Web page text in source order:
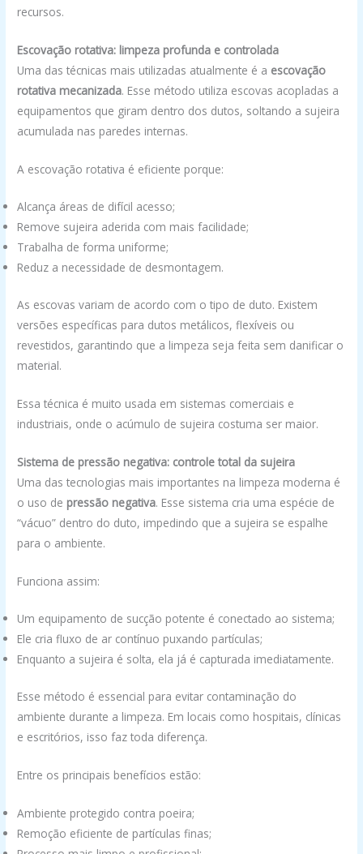
recursos.
Escovação rotativa: limpeza profunda e controlada
Uma das técnicas mais utilizadas atualmente é a escovação
rotativa mecanizada. Esse método utiliza escovas acopladas a
equipamentos que giram dentro dos dutos, soltando a sujeira
acumulada nas paredes internas.
A escovação rotativa é eficiente porque:
Alcança áreas de difícil acesso;
Remove sujeira aderida com mais facilidade;
Trabalha de forma uniforme;
Reduz a necessidade de desmontagem.
As escovas variam de acordo com o tipo de duto. Existem
versões específicas para dutos metálicos, flexíveis ou
revestidos, garantindo que a limpeza seja feita sem danificar o
material.
Essa técnica é muito usada em sistemas comerciais e
industriais, onde o acúmulo de sujeira costuma ser maior.
Sistema de pressão negativa: controle total da sujeira
Uma das tecnologias mais importantes na limpeza moderna é
o uso de pressão negativa. Esse sistema cria uma espécie de
“vácuo” dentro do duto, impedindo que a sujeira se espalhe
para o ambiente.
Funciona assim:
Um equipamento de sucção potente é conectado ao sistema;
Ele cria fluxo de ar contínuo puxando partículas;
Enquanto a sujeira é solta, ela já é capturada imediatamente.
Esse método é essencial para evitar contaminação do
ambiente durante a limpeza. Em locais como hospitais, clínicas
e escritórios, isso faz toda diferença.
Entre os principais benefícios estão:
Ambiente protegido contra poeira;
Remoção eficiente de partículas finas;